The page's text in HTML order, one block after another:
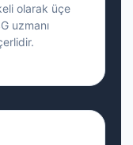
olarak üçe
uzmanı